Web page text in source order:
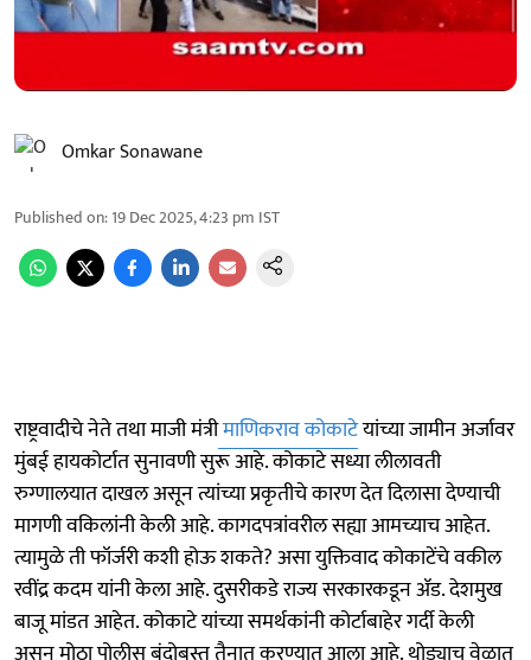
Omkar Sonawane
Published on:19 Dec 2025, 4:23 pm IST
राष्ट्रवादीचे नेते तथा माजी मंत्रीमाणिकराव कोकाटेयांच्या जामीन अर्जावर
मुंबई हायकोर्टात सुनावणी सुरू आहे. कोकाटे सध्या लीलावती
रुग्णालयात दाखल असून त्यांच्या प्रकृतीचे कारण देत दिलासा देण्याची
मागणी वकिलांनी केली आहे. कागदपत्रांवरील सह्या आमच्याच आहेत.
त्यामुळे ती फॉर्जरी कशी होऊ शकते? असा युक्तिवाद कोकाटेंचे वकील
रवींद्र कदम यांनी केला आहे. दुसरीकडे राज्य सरकारकडून ॲड. देशमुख
बाजू मांडत आहेत. कोकाटे यांच्या समर्थकांनी कोर्टाबाहेर गर्दी केली